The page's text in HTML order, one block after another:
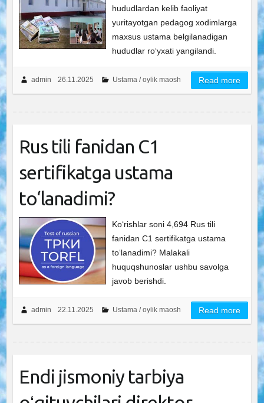
hududlardan kelib faoliyat
yuritayotgan pedagog xodimlarga
maxsus ustama belgilanadigan
hududlar ro‘yxati yangilandi.
admin 26.11.2025 Ustama / oylik maosh Read more
Rus tili fanidan C1
sertifikatga ustama
to‘lanadimi?
Ko‘rishlar soni 4,694 Rus tili
fanidan C1 sertifikatga ustama
to‘lanadimi? Malakali
huquqshunoslar ushbu savolga
javob berishdi.
admin 22.11.2025 Ustama / oylik maosh Read more
Endi jismoniy tarbiya